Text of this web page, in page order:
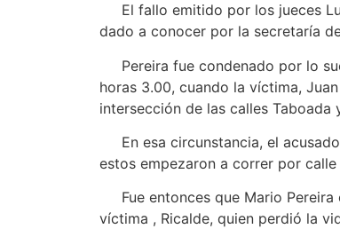
El fallo emitido por los jueces
dado a conocer por la secretaría
Pereira fue condenado por lo
horas 3.00, cuando la víctima,
intersección de las calles
En esa circunstancia, el
estos empezaron a correr por
Fue entonces que Mario Pereira
víctima , Ricalde, quien perdió la